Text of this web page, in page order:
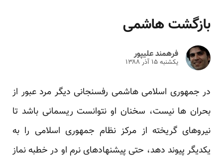
بازگشت هاشمی
فرهمند علیپور
یکشنبه ۱۵ آذر ۱۳۸۸
در جمهوری اسلامی هاشمی رفسنجانی دیگر مرد عبور از
بحران ها نیست، سخنان او نتوانست ریسمانی باشد تا
نیروهای گریخته از مرکز نظام جمهوری اسلامی را به
یکدیگر پیوند دهد، حتی پیشنهادهای نرم او در خطبه نماز